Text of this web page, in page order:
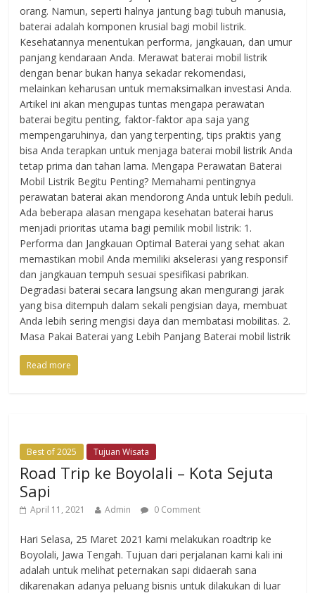
orang. Namun, seperti halnya jantung bagi tubuh manusia,
baterai adalah komponen krusial bagi mobil listrik.
Kesehatannya menentukan performa, jangkauan, dan umur
panjang kendaraan Anda. Merawat baterai mobil listrik
dengan benar bukan hanya sekadar rekomendasi,
melainkan keharusan untuk memaksimalkan investasi Anda.
Artikel ini akan mengupas tuntas mengapa perawatan
baterai begitu penting, faktor-faktor apa saja yang
mempengaruhinya, dan yang terpenting, tips praktis yang
bisa Anda terapkan untuk menjaga baterai mobil listrik Anda
tetap prima dan tahan lama. Mengapa Perawatan Baterai
Mobil Listrik Begitu Penting? Memahami pentingnya
perawatan baterai akan mendorong Anda untuk lebih peduli.
Ada beberapa alasan mengapa kesehatan baterai harus
menjadi prioritas utama bagi pemilik mobil listrik: 1.
Performa dan Jangkauan Optimal Baterai yang sehat akan
memastikan mobil Anda memiliki akselerasi yang responsif
dan jangkauan tempuh sesuai spesifikasi pabrikan.
Degradasi baterai secara langsung akan mengurangi jarak
yang bisa ditempuh dalam sekali pengisian daya, membuat
Anda lebih sering mengisi daya dan membatasi mobilitas. 2.
Masa Pakai Baterai yang Lebih Panjang Baterai mobil listrik
Read more
Best of 2025 Tujuan Wisata
Road Trip ke Boyolali – Kota Sejuta
Sapi
April 11, 2021 Admin 0 Comment
Hari Selasa, 25 Maret 2021 kami melakukan roadtrip ke
Boyolali, Jawa Tengah. Tujuan dari perjalanan kami kali ini
adalah untuk melihat peternakan sapi didaerah sana
dikarenakan adanya peluang bisnis untuk dilakukan di luar